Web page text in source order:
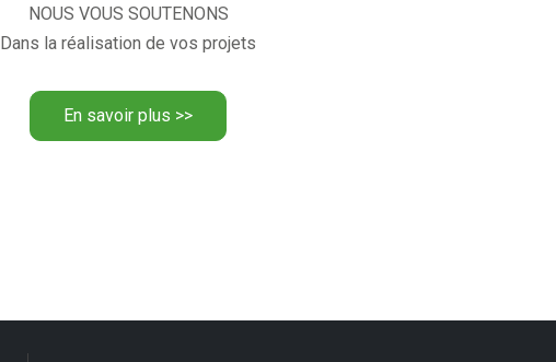
NOUS VOUS SOUTENONS
Dans la réalisation de vos projets
En savoir plus >>